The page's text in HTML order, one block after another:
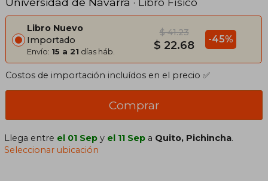
Libro Nuevo
Importado
Envío: 15 a 21 días háb.
$ 41.23
$ 22.68 -45%
Costos de importación incluídos en el precio ✅
Comprar
Llega entre el 01 Sep y el 11 Sep a Quito, Pichincha.
Seleccionar ubicación